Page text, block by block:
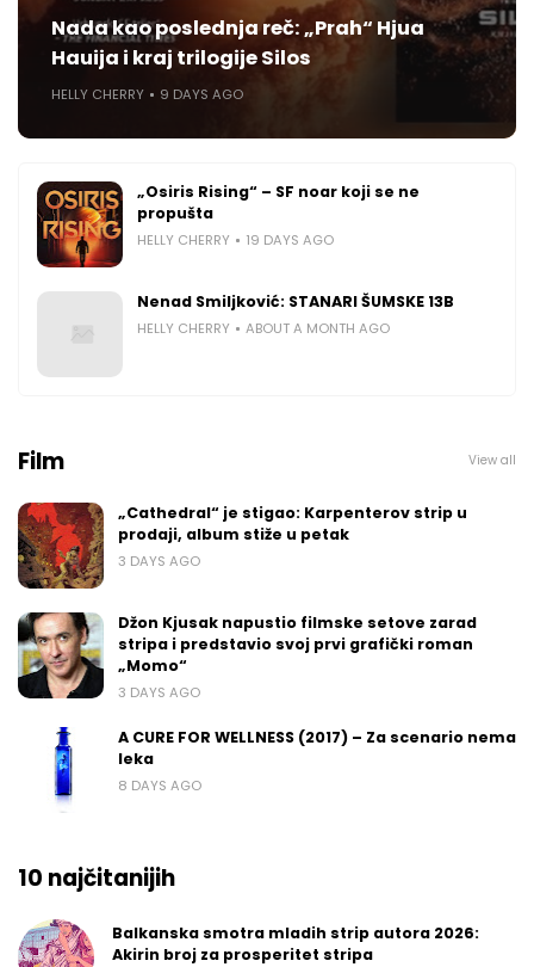
Nada kao poslednja reč: „Prah“ Hjua
Hauija i kraj trilogije Silos
HELLY CHERRY 9 DAYS AGO
„Osiris Rising“ – SF noar koji se ne
propušta
HELLY CHERRY 19 DAYS AGO
Nenad Smiljković: STANARI ŠUMSKE 13B
HELLY CHERRY ABOUT A MONTH AGO
Film View all
„Cathedral“ je stigao: Karpenterov strip u
prodaji, album stiže u petak
3 DAYS AGO
Džon Kjusak napustio filmske setove zarad
stripa i predstavio svoj prvi grafički roman
„Momo“
3 DAYS AGO
A CURE FOR WELLNESS (2017) – Za scenario nema
leka
8 DAYS AGO
10 najčitanijih
Balkanska smotra mladih strip autora 2026:
Akirin broj za prosperitet stripa